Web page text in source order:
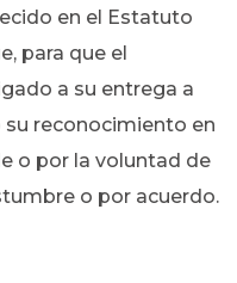
en el Estatuto
para que el
a su entrega a
su reconocimiento en
o por la voluntad de
o por acuerdo.